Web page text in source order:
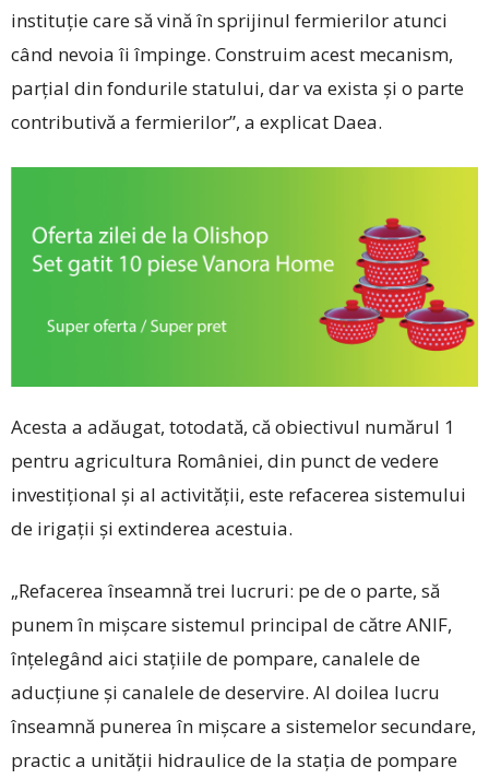
instituţie care să vină în sprijinul fermierilor atunci
când nevoia îi împinge. Construim acest mecanism,
parţial din fondurile statului, dar va exista şi o parte
contributivă a fermierilor”, a explicat Daea.
Acesta a adăugat, totodată, că obiectivul numărul 1
pentru agricultura României, din punct de vedere
investiţional şi al activităţii, este refacerea sistemului
de irigaţii şi extinderea acestuia.
„Refacerea înseamnă trei lucruri: pe de o parte, să
punem în mişcare sistemul principal de către ANIF,
înţelegând aici staţiile de pompare, canalele de
aducţiune şi canalele de deservire. Al doilea lucru
înseamnă punerea în mişcare a sistemelor secundare,
practic a unităţii hidraulice de la staţia de pompare